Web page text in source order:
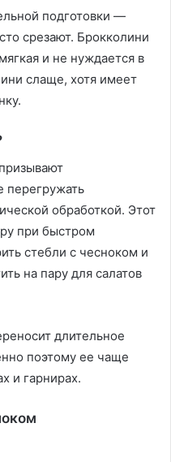
подготовки —
срезают. Брокколини
и не нуждается в
слаще, хотя имеет
перегружать
обработкой. Этот
при быстром
стебли с чесноком и
на пару для салатов
длительное
поэтому ее чаще
и гарнирах.